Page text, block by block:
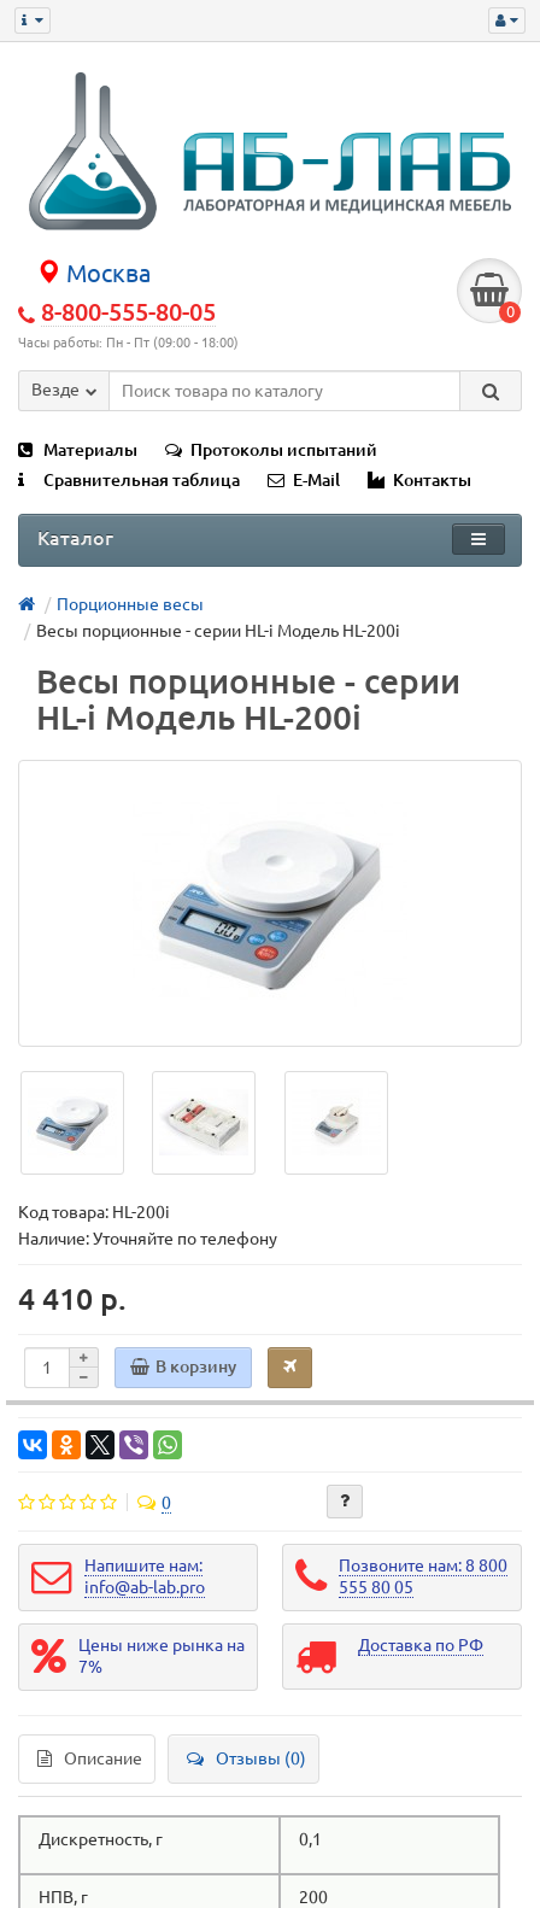
Москва
8-800-555-80-05
Часы работы: Пн - Пт (09:00 - 18:00)
0
Везде
Материалы
Протоколы испытаний
Сравнительная таблица
E-Mail Контакты
Каталог
Порционные весы
Весы порционные - серии HL-i Модель HL-200i
Весы порционные - серии
HL-i Модель HL-200i
Код товара: HL-200i
Наличие: Уточняйте по телефону
4 410 р.
В корзину
0
Напишите нам:
info@ab-lab.pro
Позвоните нам: 8 800
555 80 05
Цены ниже рынка на
7%
Доставка по РФ
Описание Отзывы (0)
Дискретность, г 0,1
НПВ, г 200